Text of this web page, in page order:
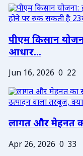
पीएम किसान
आधार...
Jun 16, 2026 0 22
लागत और मेहनत
Apr 26, 2026 0 33